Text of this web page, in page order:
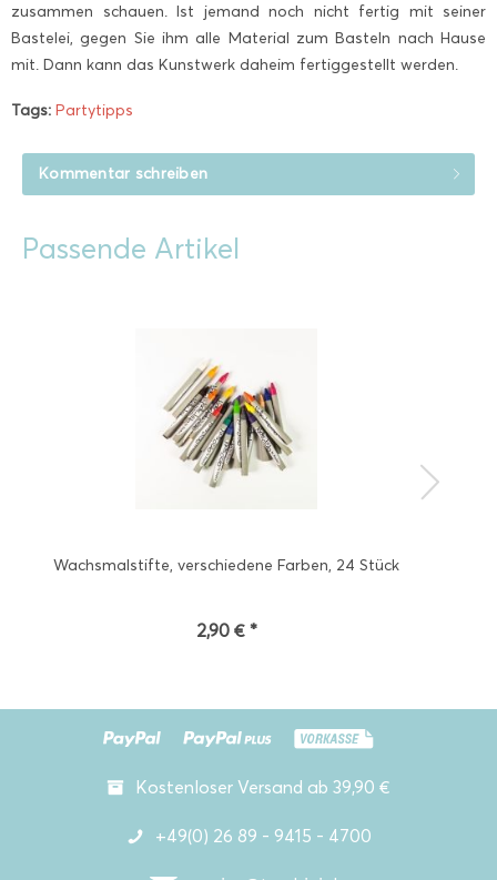
zusammen schauen. Ist jemand noch nicht fertig mit seiner
Bastelei, gegen Sie ihm alle Material zum Basteln nach Hause
mit. Dann kann das Kunstwerk daheim fertiggestellt werden.
Tags: Partytipps
Kommentar schreiben
Passende Artikel
Wachsmalstifte, verschiedene Farben, 24 Stück
2,90 € *
Kostenloser Versand ab 39,90 €
+49(0) 26 89 - 9415 - 4700